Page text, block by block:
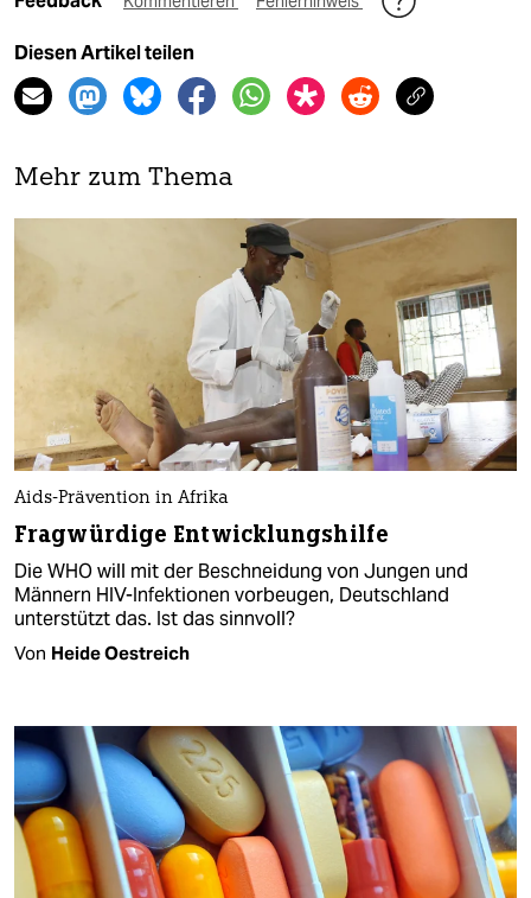
Diesen Artikel teilen
Mehr zum Thema
Aids-Prävention in Afrika
Fragwürdige Entwicklungshilfe
Die WHO will mit der Beschneidung von Jungen und
Männern HIV-Infektionen vorbeugen, Deutschland
unterstützt das. Ist das sinnvoll?
Von Heide Oestreich